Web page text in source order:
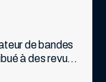
de bandes
à des revues
des